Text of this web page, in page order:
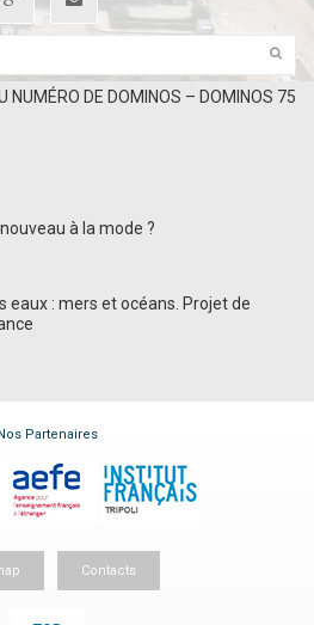
NUMÉRO DE DOMINOS – DOMINOS 75
à la mode ?
eaux : mers et océans. Projet de
Nos Partenaires
Contacts